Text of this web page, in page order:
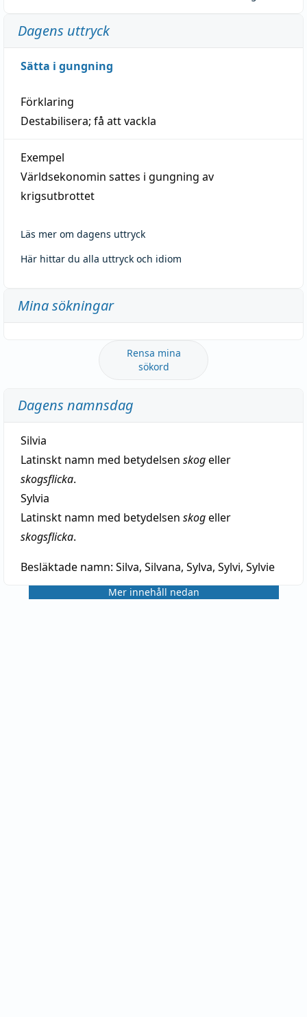
Dagens uttryck
Sätta i gungning
Förklaring
Destabilisera; få att vackla
Exempel
Världsekonomin sattes i gungning av
krigsutbrottet
Läs mer om dagens uttryck
Här hittar du alla uttryck och idiom
Mina sökningar
Rensa mina
sökord
Dagens namnsdag
Silvia
Latinskt namn med betydelsen skogeller
skogsflicka.
Sylvia
Latinskt namn med betydelsen skogeller
skogsflicka.
Besläktade namn: Silva, Silvana, Sylva, Sylvi, Sylvie
Mer innehåll nedan